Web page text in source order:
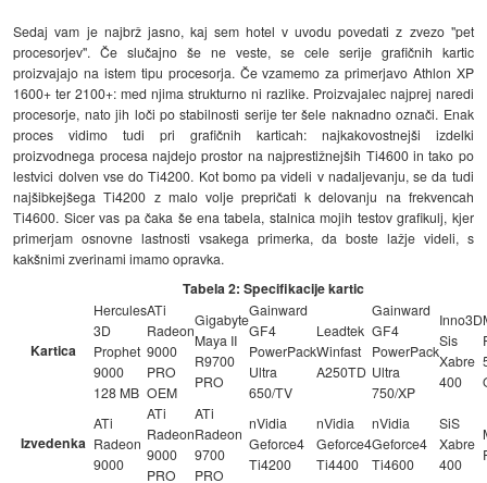
Sedaj vam je najbrž jasno, kaj sem hotel v uvodu povedati z zvezo "pet
procesorjev". Če slučajno še ne veste, se cele serije grafičnih kartic
proizvajajo na istem tipu procesorja. Če vzamemo za primerjavo Athlon XP
1600+ ter 2100+: med njima strukturno ni razlike. Proizvajalec najprej naredi
procesorje, nato jih loči po stabilnosti serije ter šele naknadno označi. Enak
proces vidimo tudi pri grafičnih karticah: najkakovostnejši izdelki
proizvodnega procesa najdejo prostor na najprestižnejših Ti4600 in tako po
lestvici dolven vse do Ti4200. Kot bomo pa videli v nadaljevanju, se da tudi
najšibkejšega Ti4200 z malo volje prepričati k delovanju na frekvencah
Ti4600. Sicer vas pa čaka še ena tabela, stalnica mojih testov grafikulj, kjer
primerjam osnovne lastnosti vsakega primerka, da boste lažje videli, s
kakšnimi zverinami imamo opravka.
Tabela 2: Specifikacije kartic
Kartica
Hercules
3D
Prophet
9000
128 MB
ATi
Radeon
9000
PRO
OEM
Gigabyte
Maya II
R9700
PRO
Gainward
GF4
PowerPack
Ultra
650/TV
Leadtek
Winfast
A250TD
Gainward
GF4
PowerPack
Ultra
750/XP
Inno3D
Sis
Xabre
400
Izvedenka
ATi
Radeon
9000
ATi
Radeon
9000
PRO
ATi
Radeon
9700
PRO
nVidia
Geforce4
Ti4200
nVidia
Geforce4
Ti4400
nVidia
Geforce4
Ti4600
SiS
Xabre
400